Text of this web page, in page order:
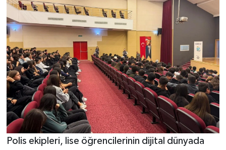
Polis ekipleri, lise öğrencilerinin dijital dünyada